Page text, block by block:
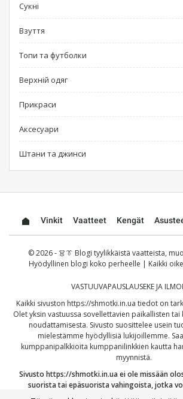
Сукні
Взуття
Топи та футболки
Верхній одяг
Прикраси
Аксесуари
Штани та джинси
Vinkit Vaatteet Kengät
© 2026 - 👗👔 Blogi tyylikkäistä vaatteista,
Hyödyllinen blogi koko perheelle | Kaikki
VASTUUVAPAUSLAUSEKE JA
Kaikki sivuston https://shmotki.in.ua tiedot on
Olet yksin vastuussa sovellettavien paikallisten tai
noudattamisesta. Sivusto suosittelee usein
mielestämme hyödyllisiä lukijoillemme.
kumppanipalkkioita kumppanilinkkien kautta
myynnistä.
Sivusto https://shmotki.in.uaei ole missään
suorista tai epäsuorista vahingoista, jotka
julkaistujen tietojen käytöstä tai väärinkäytöstä.